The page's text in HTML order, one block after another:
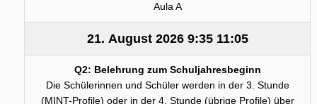
Aula A
21. August 20269:35 11:05
Q2: Belehrung zum Schuljahresbeginn
Die Schülerinnen und Schüler werden in der 3. Stunde
(MINT-Profile) oder in der 4. Stunde (übrige Profile) über